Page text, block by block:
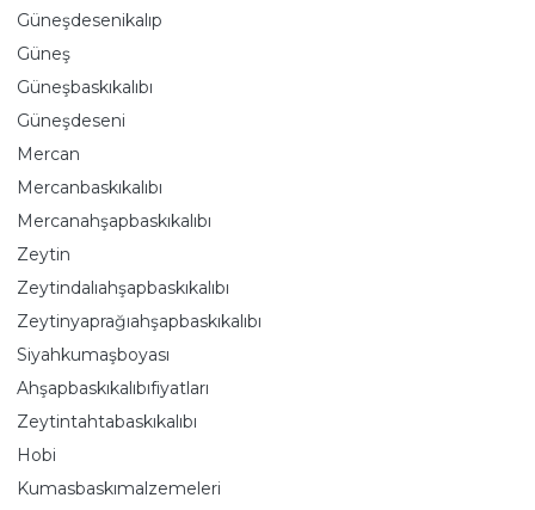
Güneşdesenikalıp
Güneş
Güneşbaskıkalıbı
Güneşdeseni
Mercan
Mercanbaskıkalıbı
Mercanahşapbaskıkalıbı
Zeytin
Zeytindalıahşapbaskıkalıbı
Zeytinyaprağıahşapbaskıkalıbı
Siyahkumaşboyası
Ahşapbaskıkalıbıfiyatları
Zeytintahtabaskıkalıbı
Hobi
Kumasbaskımalzemeleri